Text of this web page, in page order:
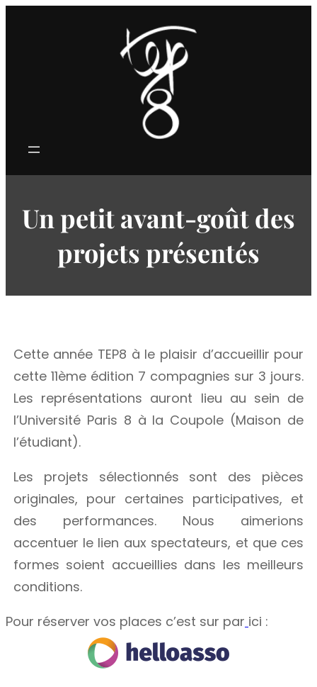
Un petit avant-goût des
projets présentés
Cette année TEP8 à le plaisir d’accueillir pour
cette 11ème édition 7 compagnies sur 3 jours.
Les représentations auront lieu au sein de
l’Université Paris 8 à la Coupole (Maison de
l’étudiant).
Les projets sélectionnés sont des pièces
originales, pour certaines participatives, et
des performances. Nous aimerions
accentuer le lien aux spectateurs, et que ces
formes soient accueillies dans les meilleurs
conditions.
Pour réserver vos places c’est sur par ici :